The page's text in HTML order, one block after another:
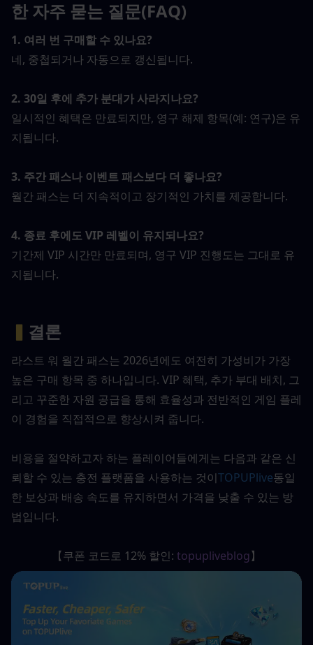
한 자주 묻는 질문(FAQ)
1. 여러 번 구매할 수 있나요?
네, 중첩되거나 자동으로 갱신됩니다.
2. 30일 후에 추가 분대가 사라지나요?
일시적인 혜택은 만료되지만, 영구 해제 항목(예: 연구)은 유
지됩니다.
3. 주간 패스나 이벤트 패스보다 더 좋나요?
월간 패스는 더 지속적이고 장기적인 가치를 제공합니다.
4. 종료 후에도 VIP 레벨이 유지되나요?
기간제 VIP 시간만 만료되며, 영구 VIP 진행도는 그대로 유
지됩니다.
▍ 결론
라스트 워 월간 패스는 2026년에도 여전히 가성비가 가장
높은 구매 항목 중 하나입니다. VIP 혜택, 추가 부대 배치, 그
리고 꾸준한 자원 공급을 통해 효율성과 전반적인 게임 플레
이 경험을 직접적으로 향상시켜 줍니다.
비용을 절약하고자 하는 플레이어들에게는 다음과 같은 신
뢰할 수 있는 충전 플랫폼을 사용하는 것이TOPUPlive동일
한 보상과 배송 속도를 유지하면서 가격을 낮출 수 있는 방
법입니다.
【쿠폰 코드로 12% 할인: topupliveblog】